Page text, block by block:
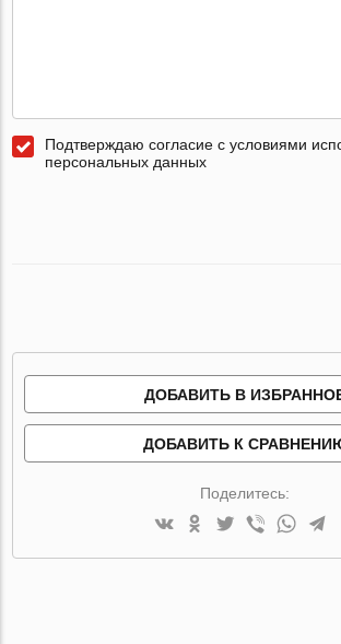
Подтверждаю согласие с условиями
персональных данных
ДОБАВИТЬ В
ДОБАВИТЬ К
Поделитесь: